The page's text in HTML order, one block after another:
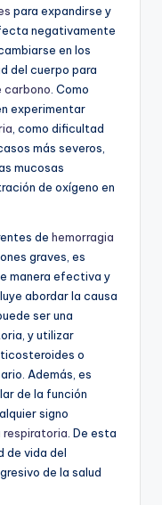
para expandirse y
negativamente
en los
del cuerpo para
carbono . Como
experimentar
, como dificultad
más severos,
mucosas
de oxígeno en
de hemorragia
graves, es
manera efectiva y
abordar la causa
ser una
y utilizar
o
Además, es
de la función
signo
respiratoria . De esta
de vida del
de la salud